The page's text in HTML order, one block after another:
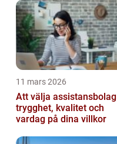
11 mars 2026
Att välja assistansbolag
trygghet, kvalitet och
vardag på dina villkor